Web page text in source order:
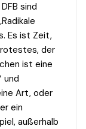
sind
Es ist Zeit,
der
ist eine
und
Art, oder
ein
außerhalb